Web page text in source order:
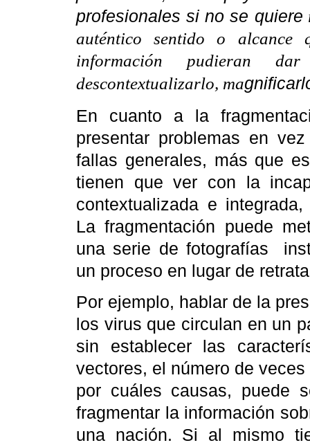
profesionales si no se quiere
auténtico sentido o alcance
información pudieran
descontextualizarlo, ma
En cuanto a la
presentar problemas en
fallas generales, más que
tienen que ver con la
contextualizada e
La fragmentación puede
una serie de fotografías
un proceso en lugar de
Por ejemplo, hablar de la
los virus que circulan en un
sin establecer las
vectores, el número de
por cuáles causas, puede
fragmentar la información
una nación. Si al mismo